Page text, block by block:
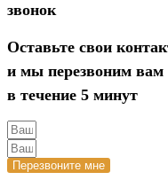
звонок
Оставьте свои
и мы перезвоним вам
в течение 5 минут
Перезвоните мне